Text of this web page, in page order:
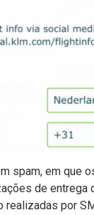
spam, em que
de
realizadas por